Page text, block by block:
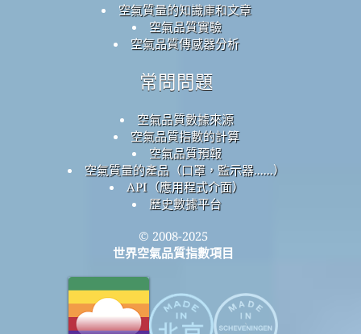
空氣質量的知識庫和文章
空氣品質實驗
空氣品質傳感器分析
常問問題
空氣品質數據來源
空氣品質指數的計算
空氣品質預報
空氣質量的產品（口罩，監示器......）
API（應用程式介面）
歷史數據平台
© 2008-2025
世界空氣品質指數項目